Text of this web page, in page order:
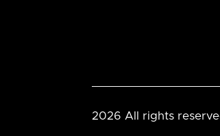
2026 All rights